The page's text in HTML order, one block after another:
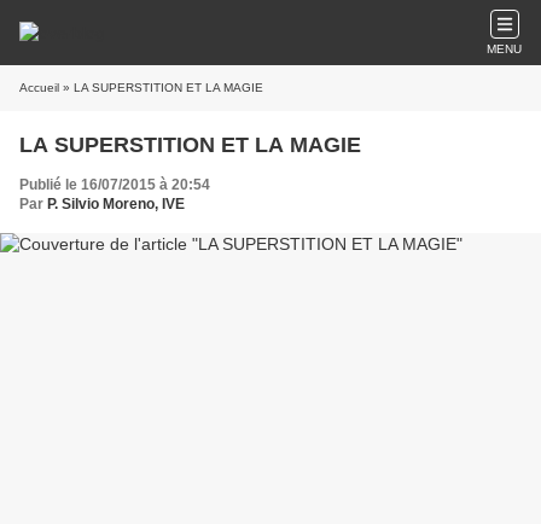
MENU
Accueil » LA SUPERSTITION ET LA MAGIE
LA SUPERSTITION ET LA MAGIE
Publié le 16/07/2015 à 20:54
Par P. Silvio Moreno, IVE